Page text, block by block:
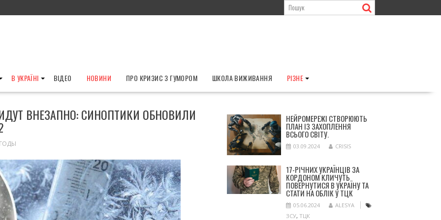
В УКРАЇНІ ВІДЕО НОВИНИ ПРО КРИЗИС З ГУМОРОМ ШКОЛА ВИЖИВАННЯ РІЗНЕ
ВНЕЗАПНО: СИНОПТИКИ ОБНОВИЛИ НЕЙРОМЕРЕЖІ СТВОРЮЮТЬ
ПЛАН ІЗ ЗАХОПЛЕННЯ
ВСЬОГО СВІТУ.
03.09.2024 CRISIS
17-РІЧНИХ УКРАЇНЦІВ ЗА
КОРДОНОМ КЛИЧУТЬ
ПОВЕРНУТИСЯ В УКРАЇНУ ТА
СТАТИ НА ОБЛІК У ТЦК
05.06.2024
ALESYA
ЗСУ, ТЦК